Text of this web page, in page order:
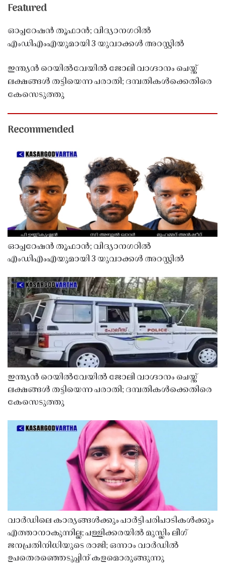
Featured
ഓപ്പറേഷൻ തൂഫാൻ; വിദ്യാനഗറിൽ
എംഡിഎംഎയുമായി 3 യുവാക്കൾ അറസ്റ്റിൽ
ഇന്ത്യൻ റെയിൽവേയിൽ ജോലി വാഗ്ദാനം ചെയ്ത്
ലക്ഷങ്ങൾ തട്ടിയെന്ന പരാതി; ദമ്പതികൾക്കെതിരെ
കേസെടുത്തു
Recommended
ഓപ്പറേഷൻ തൂഫാൻ; വിദ്യാനഗറിൽ
എംഡിഎംഎയുമായി 3 യുവാക്കൾ അറസ്റ്റിൽ
ഇന്ത്യൻ റെയിൽവേയിൽ ജോലി വാഗ്ദാനം ചെയ്ത്
ലക്ഷങ്ങൾ തട്ടിയെന്ന പരാതി; ദമ്പതികൾക്കെതിരെ
കേസെടുത്തു
വാർഡിലെ കാര്യങ്ങൾക്കും പാർട്ടി പരിപാടികൾക്കും
എത്താനാകുന്നില്ല; പള്ളിക്കരയിൽ മുസ്ലിം ലീഗ്
ജനപ്രതിനിധിയുടെ രാജി; ഒന്നാം വാർഡിൽ
ഉപതെരഞ്ഞെടുപ്പിന് കളമൊരുങ്ങുന്നു